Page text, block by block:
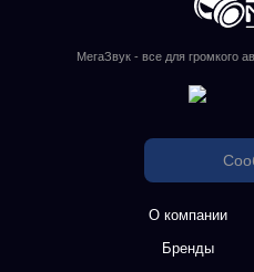
МегаЗвук - все для громкого
О компании
Бренды